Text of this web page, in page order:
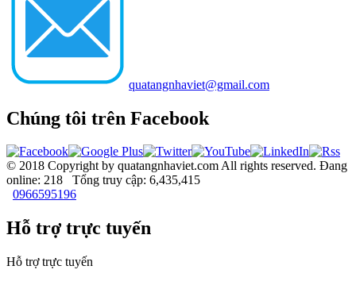
quatangnhaviet@gmail.com
Chúng tôi trên Facebook
© 2018 Copyright by quatangnhaviet.com All rights reserved. Đang
online: 218 Tổng truy cập: 6,435,415
0966595196
Hỗ trợ trực tuyến
Hỗ trợ trực tuyến